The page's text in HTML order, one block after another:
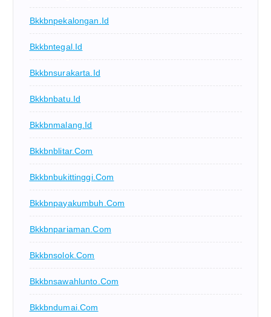
Bkkbnpekalongan.id
Bkkbntegal.id
Bkkbnsurakarta.id
Bkkbnbatu.id
Bkkbnmalang.id
Bkkbnblitar.com
Bkkbnbukittinggi.com
Bkkbnpayakumbuh.com
Bkkbnpariaman.com
Bkkbnsolok.com
Bkkbnsawahlunto.com
Bkkbndumai.com